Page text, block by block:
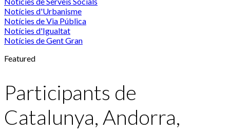
Notícies d'Urbanisme
Notícies de Via Pública
Notícies d'Igualtat
Notícies de Gent Gran
Featured
Participants de
Catalunya, Andorra,